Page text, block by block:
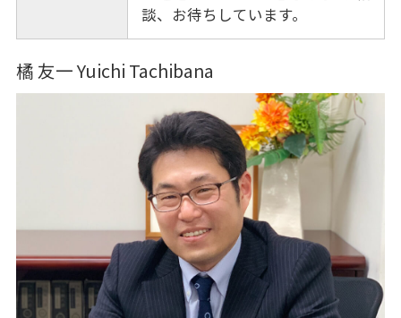
談、お待ちしています。
橘 友一 Yuichi Tachibana